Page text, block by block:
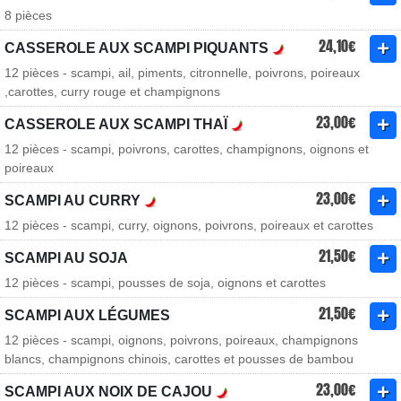
8 pièces
CASSEROLE AUX SCAMPI PIQUANTS 24,10€
12 pièces - scampi, ail, piments, citronnelle, poivrons, poireaux
,carottes, curry rouge et champignons
CASSEROLE AUX SCAMPI THAÏ 23,00€
12 pièces - scampi, poivrons, carottes, champignons, oignons et
poireaux
SCAMPI AU CURRY 23,00€
12 pièces - scampi, curry, oignons, poivrons, poireaux et carottes
SCAMPI AU SOJA 21,50€
12 pièces - scampi, pousses de soja, oignons et carottes
SCAMPI AUX LÉGUMES 21,50€
12 pièces - scampi, oignons, poivrons, poireaux, champignons
blancs, champignons chinois, carottes et pousses de bambou
SCAMPI AUX NOIX DE CAJOU 23,00€